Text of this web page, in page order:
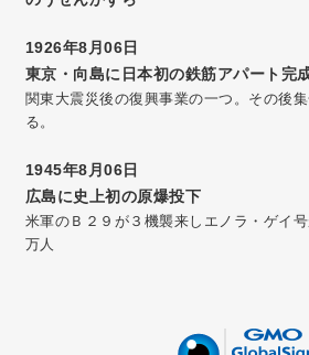
1926年8月06日
東京・向島に日本初の鉄筋アパート完
関東大震災後の復興事業の一つ。その後
る。
1945年8月06日
広島に史上初の原爆投下
米軍のＢ２９が３機襲来しエノラ・ゲイ
万人